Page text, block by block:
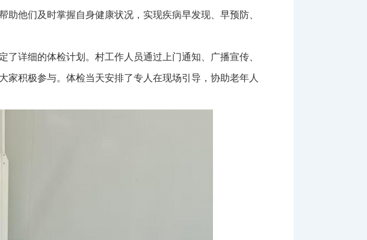
他们及时掌握自身健康状况，实现疾病早发现、早预防、
详细的体检计划。村工作人员通过上门通知、广播宣传、
积极参与。体检当天安排了专人在现场引导，协助老年人